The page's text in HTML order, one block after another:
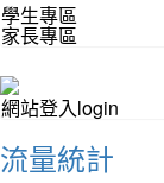
學生專區
家長專區
網站登入login
流量統計